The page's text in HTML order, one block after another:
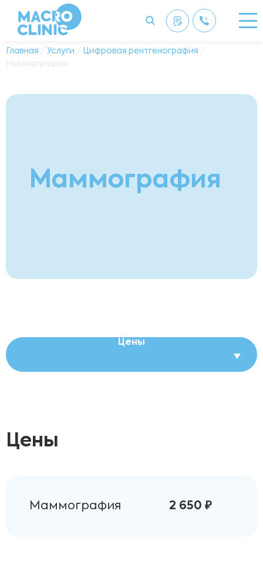
Главная / Услуги / Цифровая рентгенография /
Маммография
Маммография
Цены
Цены
Маммография 2 650 ₽